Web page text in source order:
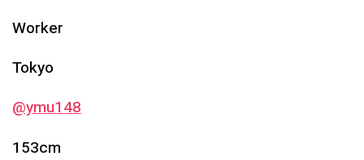
Worker
Tokyo
@ymu148
153cm